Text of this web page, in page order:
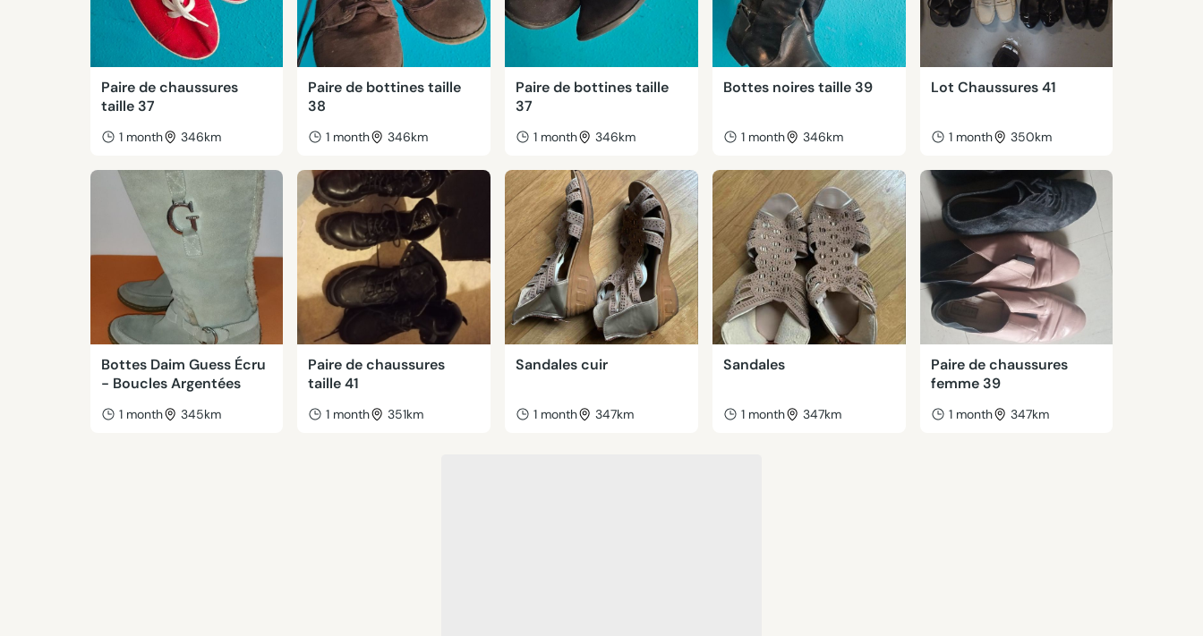
Paire de chaussures
taille 37
1 month 346km
Paire de bottines taille
38
1 month 346km
Paire de bottines taille
37
1 month 346km
Bottes noires taille 39
1 month 346km
Lot Chaussures 41
1 month 350km
Bottes Daim Guess Écru
- Boucles Argentées
1 month 345km
Paire de chaussures
taille 41
1 month 351km
Sandales cuir
1 month 347km
Sandales
1 month 347km
Paire de chaussures
femme 39
1 month 347km